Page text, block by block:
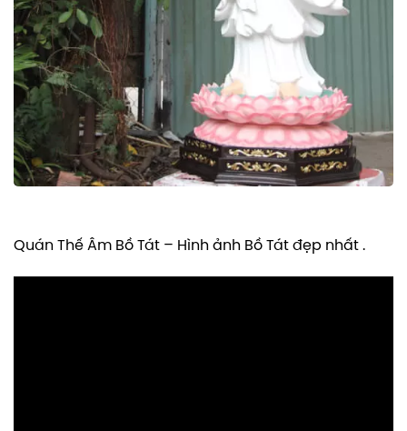
Quán Thế Âm Bồ Tát – Hình ảnh Bồ Tát đẹp nhất .